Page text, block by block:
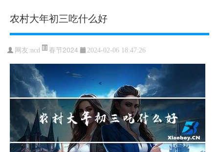
农村大年初三吃什么好
网友:ncd 春节2024 2024-02-06 18:47:26